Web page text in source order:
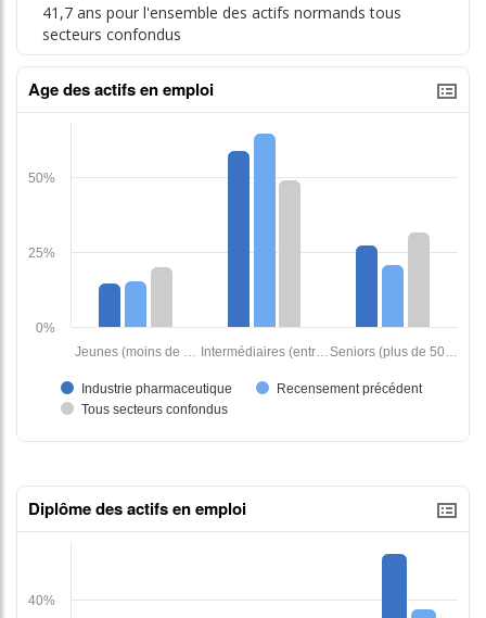
41,7 ans pour l'ensemble des actifs normands tous
secteurs confondus
Age des actifs en emploi
tableaux excel
Diplôme des actifs en emploi
tableaux excel n°1